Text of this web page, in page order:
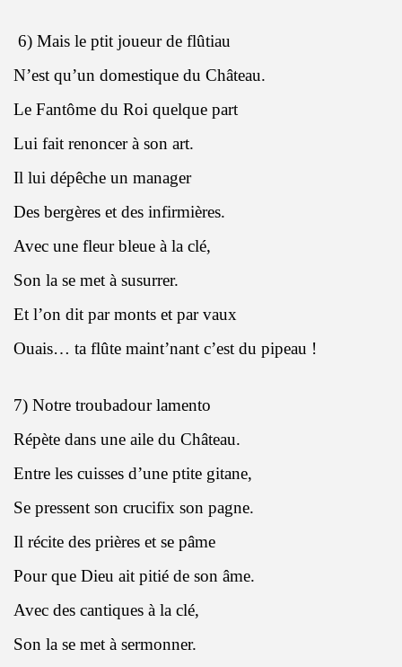
6) Mais le ptit joueur de flûtiau
N’est qu’un domestique du Château.
Le Fantôme du Roi quelque part
Lui fait renoncer à son art.
Il lui dépêche un manager
Des bergères et des infirmières.
Avec une fleur bleue à la clé,
Son la se met à susurrer.
Et l’on dit par monts et par vaux
Ouais… ta flûte maint’nant c’est du pipeau !
7) Notre troubadour lamento
Répète dans une aile du Château.
Entre les cuisses d’une ptite gitane,
Se pressent son crucifix son pagne.
Il récite des prières et se pâme
Pour que Dieu ait pitié de son âme.
Avec des cantiques à la clé,
Son la se met à sermonner.